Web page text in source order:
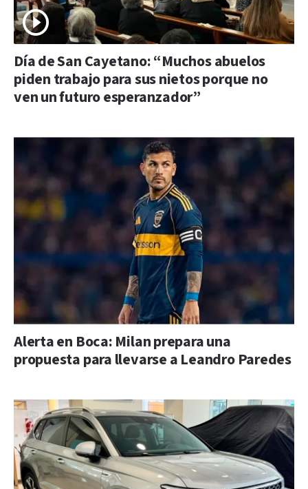
Día de San Cayetano: “Muchos abuelos
piden trabajo para sus nietos porque no
ven un futuro esperanzador”
Alerta en Boca: Milan prepara una
propuesta para llevarse a Leandro Paredes